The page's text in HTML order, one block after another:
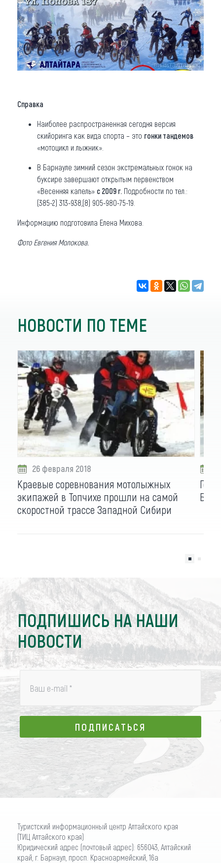
Справка
Наиболее распространенная сегодня версия
скийоринга как вида спорта – это гонки тандемов
«мотоцикл и лыжник».
В Барнауле зимний сезон экстремальных гонок на
буксире завершают открытым первенством
«Весенняя капель» с 2009 г. Подробности по тел.:
(385-2) 313-938,(8) 905-980-75-19.
Информацию подготовила Елена Михова.
Фото Евгения Молокова.
НОВОСТИ ПО ТЕМЕ
26 февраля 2018
Краевые соревнования мотолыжных
экипажей в Топчихе прошли на самой
скоростной трассе Западной Сибири
ПОДПИШИСЬ НА НАШИ
НОВОСТИ
Ваш e-mail *
ПОДПИСАТЬСЯ
ПОДПИСАТЬСЯ
Туристский информационный центр Алтайского края
(ТИЦ Алтайского края)
Юридический адрес (почтовый адрес): 656043, Алтайский
край, г. Барнаул, просп. Красноармейский, 16а